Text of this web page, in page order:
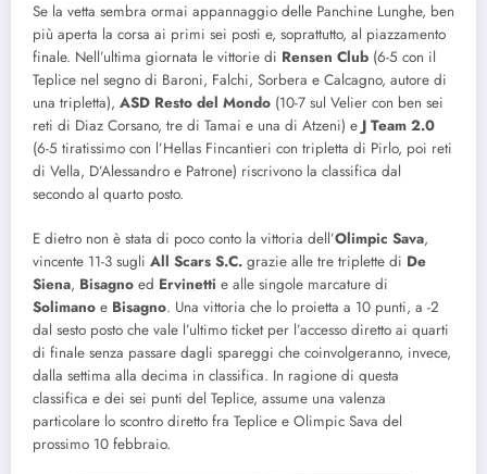
Se la vetta sembra ormai appannaggio delle Panchine Lunghe, ben
più aperta la corsa ai primi sei posti e, soprattutto, al piazzamento
finale. Nell’ultima giornata le vittorie di Rensen Club (6-5 con il
Teplice nel segno di Baroni, Falchi, Sorbera e Calcagno, autore di
una tripletta), ASD Resto del Mondo (10-7 sul Velier con ben sei
reti di Diaz Corsano, tre di Tamai e una di Atzeni) e J Team 2.0
(6-5 tiratissimo con l’Hellas Fincantieri con tripletta di Pirlo, poi reti
di Vella, D’Alessandro e Patrone) riscrivono la classifica dal
secondo al quarto posto.
E dietro non è stata di poco conto la vittoria dell’Olimpic Sava,
vincente 11-3 sugli All Scars S.C. grazie alle tre triplette di De
Siena, Bisagno ed Ervinetti e alle singole marcature di
Solimano e Bisagno. Una vittoria che lo proietta a 10 punti, a -2
dal sesto posto che vale l’ultimo ticket per l’accesso diretto ai quarti
di finale senza passare dagli spareggi che coinvolgeranno, invece,
dalla settima alla decima in classifica. In ragione di questa
classifica e dei sei punti del Teplice, assume una valenza
particolare lo scontro diretto fra Teplice e Olimpic Sava del
prossimo 10 febbraio.